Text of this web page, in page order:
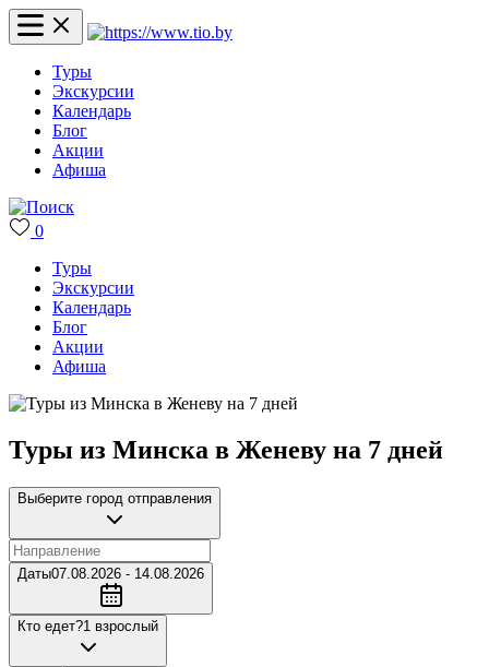
Туры
Экскурсии
Календарь
Блог
Акции
Афиша
0
Туры
Экскурсии
Календарь
Блог
Акции
Афиша
Туры из Минска в Женеву на 7 дней
Выберите город отправления
Даты07.08.2026 - 14.08.2026
Кто едет?1 взрослый